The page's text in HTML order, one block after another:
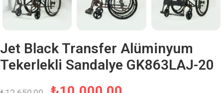
Jet Black Transfer Alüminyum
Tekerlekli Sandalye GK863LAJ-20